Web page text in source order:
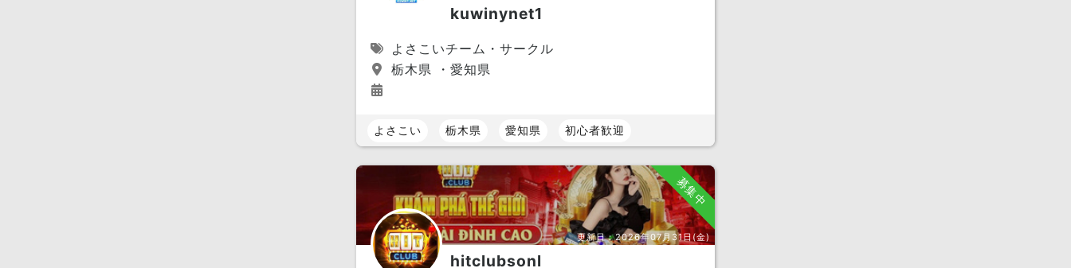
kuwinynet1
よさこいチーム・サークル
栃木県 ・愛知県
よさこい 栃木県 愛知県 初心者歓迎
募集中
更新日：2026年07月31日(金)
hitclubsonl